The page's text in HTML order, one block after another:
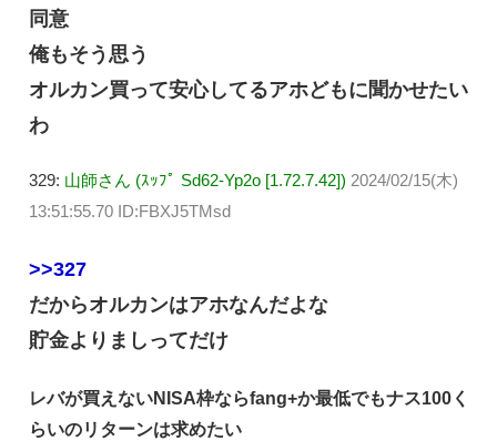
同意
俺もそう思う
オルカン買って安心してるアホどもに聞かせたい
わ
329: 山師さん (ｽｯﾌﾟ Sd62-Yp2o [1.72.7.42]) 2024/02/15(木)
13:51:55.70 ID:FBXJ5TMsd
>>327
だからオルカンはアホなんだよな
貯金よりましってだけ
レバが買えないNISA枠ならfang+か最低でもナス100く
らいのリターンは求めたい